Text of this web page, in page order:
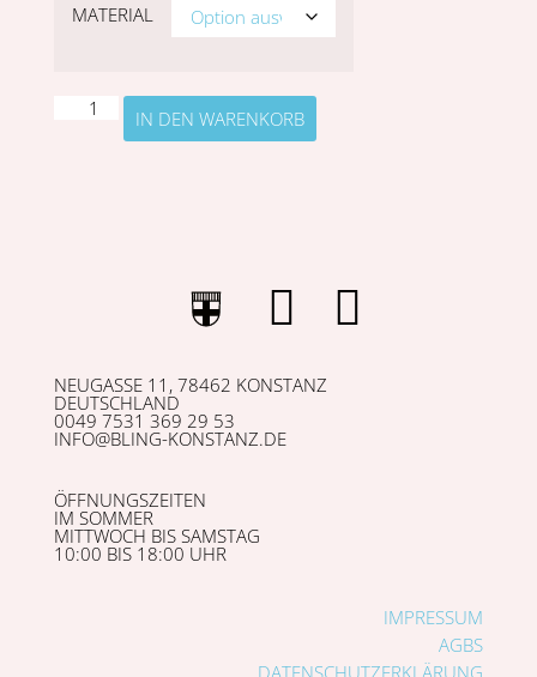
MATERIAL
IN DEN WARENKORB
NEUGASSE 11, 78462 KONSTANZ
DEUTSCHLAND
0049 7531 369 29 53
INFO@BLING-KONSTANZ.DE
ÖFFNUNGSZEITEN
IM SOMMER
MITTWOCH BIS SAMSTAG
10:00 BIS 18:00 UHR
IMPRESSUM
AGBS